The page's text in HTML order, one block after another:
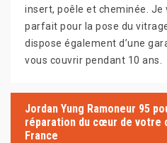
insert, poêle et cheminée.
parfait pour la pose du
dispose également d’une
vous couvrir pendant 10 ans.
Jordan Yung Ramoneur 95
réparation du cœur de votre
France